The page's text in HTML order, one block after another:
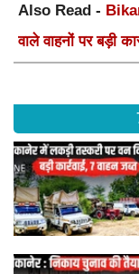
Also Read -
वाले वाहनों पर बड़ी